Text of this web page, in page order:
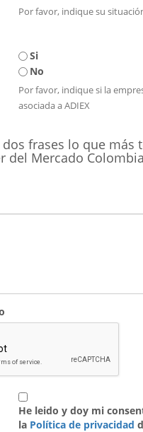
Por favor, indique su
Si
No
Por favor, indique si la
asociada a ADIEX
frases lo que más
del Mercado
He leido y doy mi
la Política de privacidad